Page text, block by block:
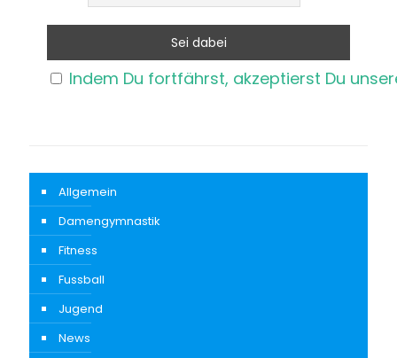
Indem Du fortfährst, akzeptierst Du
Allgemein
Damengymnastik
Fitness
Fussball
Jugend
News